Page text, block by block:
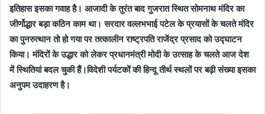
इतिहास इसका गवाह है। आजादी के तुरंत बाद गुजरात स्थित सोमनाथ मंदिर का
जीर्णोद्धार बड़ा कठिन काम था। सरदार वल्लभभाई पटेल के प्रयासों के चलते मंदिर
का पुनरुत्थान तो हो गया पर तत्कालीन राष्ट्रपति राजेंद्र प्रसाद को उद्घाटन
किया। मंदिरों के उद्धार को लेकर प्रधानमंत्री मोदी के उत्साह के चलते आज देश
में स्थितियां बदल चुकी हैं।विदेशी पर्यटकों की हिन्दू तीर्थ स्थलों पर बढ़ी संख्या इसका
अनुपम उदाहरण है।